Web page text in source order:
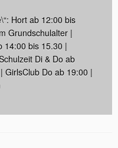
Hort ab 12:00 bis
Grundschulalter |
14:00 bis 15.30 |
Di & Do ab
GirlsClub Do ab 19:00 |